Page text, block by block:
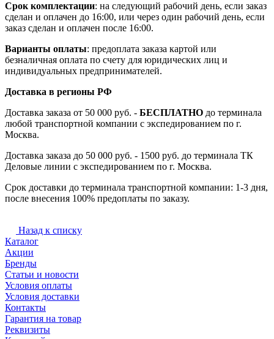
Срок комплектации: на следующий рабочий день, если заказ
сделан и оплачен до 16:00, или через один рабочий день, если
заказ сделан и оплачен после 16:00.
Варианты оплаты: предоплата заказа картой или
безналичная оплата по счету для юридических лиц и
индивидуальных предпринимателей.
Доставка в регионы РФ
Доставка заказа от 50 000 руб. - БЕСПЛАТНО до терминала
любой транспортной компании с экспедированием по г.
Москва.
Доставка заказа до 50 000 руб. - 1500 руб. до терминала ТК
Деловые линии с экспедированием по г. Москва.
Срок доставки до терминала транспортной компании: 1-3 дня,
после внесения 100% предоплаты по заказу.
Назад к списку
Каталог
Акции
Бренды
Статьи и новости
Условия оплаты
Условия доставки
Контакты
Гарантия на товар
Реквизиты